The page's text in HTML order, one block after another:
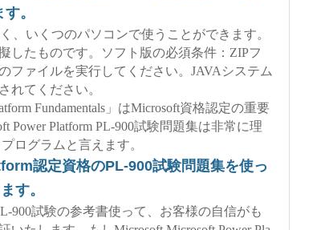
。
、いくつのパソコンで使うことができます。
したものです。ソフト版の必須条件：ZIPフ
ファイルを実行してください。JAVAシステム
れてください。
Fundamentals」はMicrosoft資格認定の重要
Power Platform PL-900試験問題集は非常に理
ログラムと言えます。
認定資格のPL-900試験問題集を使っ
す。
900試験の参考書使って、お客様の自信がも